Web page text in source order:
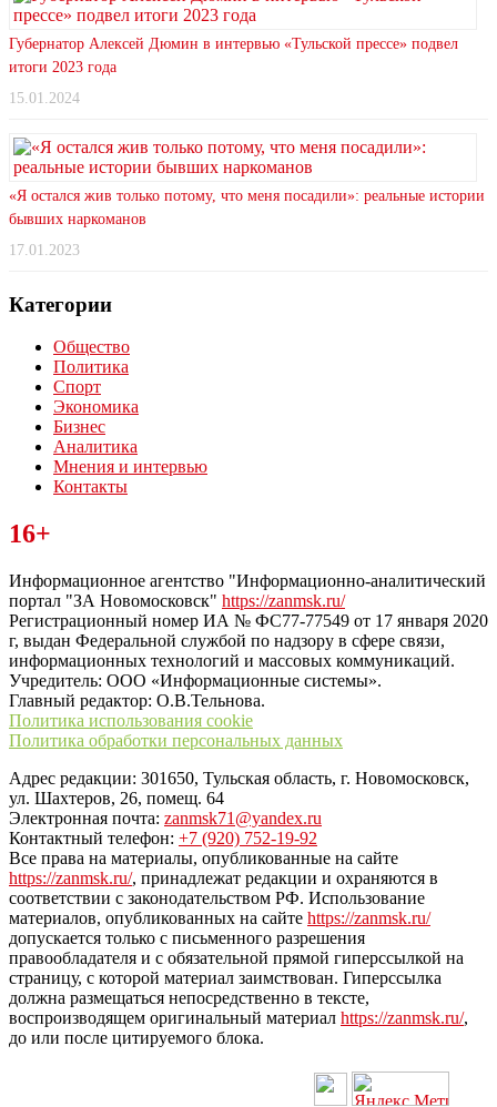
Губернатор Алексей Дюмин в интервью «Тульской прессе» подвел
итоги 2023 года
15.01.2024
«Я остался жив только потому, что меня посадили»: реальные истории
бывших наркоманов
17.01.2023
Категории
Общество
Политика
Спорт
Экономика
Бизнес
Аналитика
Мнения и интервью
Контакты
Читайте последние новости дня в Тульской области на сайте
“ЗаНовомосковск”
16+
Информационное агентство "Информационно-аналитический
портал "ЗА Новомосковск" https://zanmsk.ru/
Регистрационный номер ИА № ФС77-77549 от 17 января 2020
г, выдан Федеральной службой по надзору в сфере связи,
информационных технологий и массовых коммуникаций.
Учредитель: ООО «Информационные системы».
Главный редактор: О.В.Тельнова.
Политика использования cookie
Политика обработки персональных данных
Адрес редакции: 301650, Тульская область, г. Новомосковск,
ул. Шахтеров, 26, помещ. 64
Электронная почта: zanmsk71@yandex.ru
Контактный телефон: +7 (920) 752-19-92
Все права на материалы, опубликованные на сайте
https://zanmsk.ru/, принадлежат редакции и охраняются в
соответствии с законодательством РФ. Использование
материалов, опубликованных на сайте https://zanmsk.ru/
допускается только с письменного разрешения
правообладателя и с обязательной прямой гиперссылкой на
страницу, с которой материал заимствован. Гиперссылка
должна размещаться непосредственно в тексте,
воспроизводящем оригинальный материал https://zanmsk.ru/,
до или после цитируемого блока.